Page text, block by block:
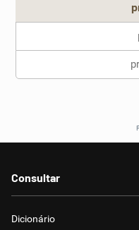
Consultar
Dicionário